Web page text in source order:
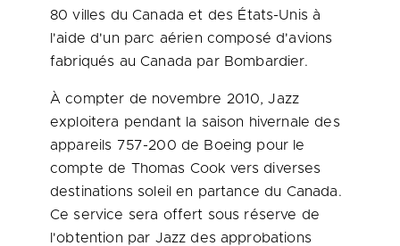
80 villes duCanada et des États-Unis à
l'aide d'un parc aérien composé d'avions
fabriqués auCanada par Bombardier.
À compter de novembre 2010, Jazz
exploitera pendant la saison hivernale des
appareils 757-200 de Boeing pour le
compte de Thomas Cook vers diverses
destinations soleil en partance du Canada.
Ce service sera offert sous réserve de
l'obtention par Jazz des approbations